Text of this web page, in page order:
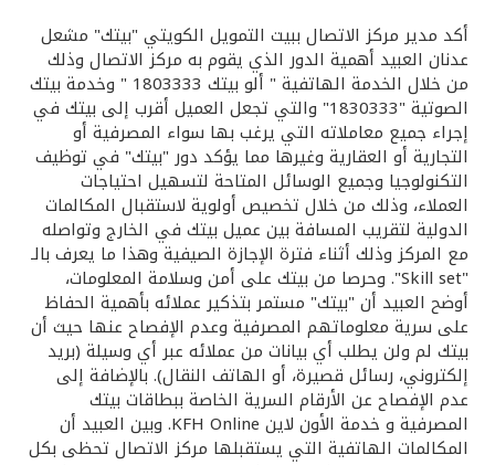
القنوات المصرفية
أدوات وخدمات
خدمات ما بعد البيع
اتصل بنا
مواقع الفروع وأجهزة الصرف الآلي
ألمانيا
ماليزيا
أكد مدير مركز الاتصال ببيت التمويل الكويتي "بيتك" مشعل
عدنان العبيد أهمية الدور الذي يقوم به مركز الاتصال وذلك
من خلال الخدمة الهاتفية " ألو بيتك 1803333 " وخدمة بيتك
الصوتية "1830333" والتي تجعل العميل أقرب إلى بيتك في
إجراء جميع معاملاته التي يرغب بها سواء المصرفية أو
التجارية أو العقارية وغيرها مما يؤكد دور "بيتك" في توظيف
التكنولوجيا وجميع الوسائل المتاحة لتسهيل احتياجات
العملاء، وذلك من خلال تخصيص أولوية لاستقبال المكالمات
الدولية لتقريب المسافة بين عميل بيتك في الخارج وتواصله
مع المركز وذلك أثناء فترة الإجازة الصيفية وهذا ما يعرف بالـ
"Skill set". وحرصا من بيتك على أمن وسلامة المعلومات،
أوضح العبيد أن "بيتك" مستمر بتذكير عملائه بأهمية الحفاظ
على سرية معلوماتهم المصرفية وعدم الإفصاح عنها حيث أن
بيتك لم ولن يطلب أي بيانات من عملائه عبر أي وسيلة (بريد
إلكتروني، رسائل قصيرة، أو الهاتف النقال). بالإضافة إلى
عدم الإفصاح عن الأرقام السرية الخاصة ببطاقات بيتك
المصرفية و خدمة الأون لاين KFH Online. وبين العبيد أن
المكالمات الهاتفية التي يستقبلها مركز الاتصال تحظى بكل